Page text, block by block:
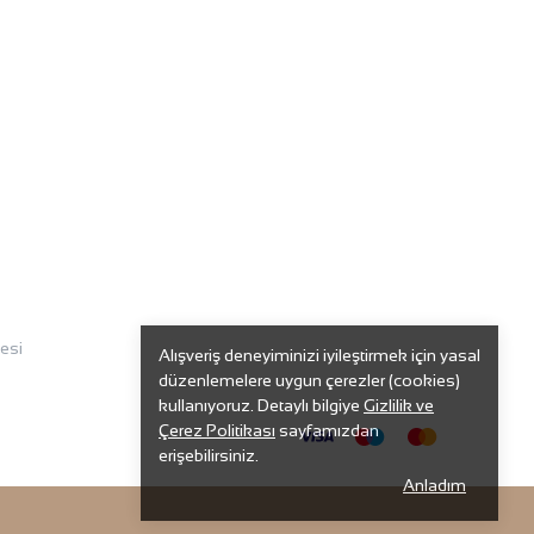
Alışveriş deneyiminizi iyileştirmek için yasal
düzenlemelere uygun çerezler (cookies)
kullanıyoruz. Detaylı bilgiye Gizlilik ve
Çerez Politikası sayfamızdan
erişebilirsiniz.
Anladım